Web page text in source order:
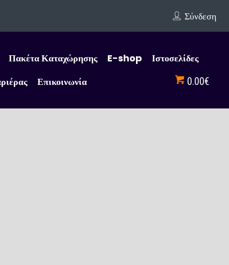
Σύνδεση
Πακέτα Καταχώρησης E-shop
Ιστοσελίδες
Επικοινωνία 0.00€